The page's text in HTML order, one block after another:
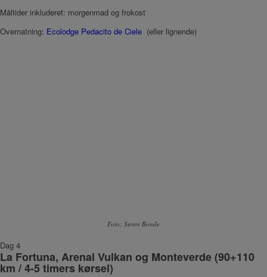
Måltider inkluderet: morgenmad og frokost
Overnatning: Ecolodge Pedacito de Ciele (eller lignende)
Foto: Søren Bonde
Dag 4
La Fortuna, Arenal Vulkan og Monteverde (90+110
km / 4-5 timers kørsel)